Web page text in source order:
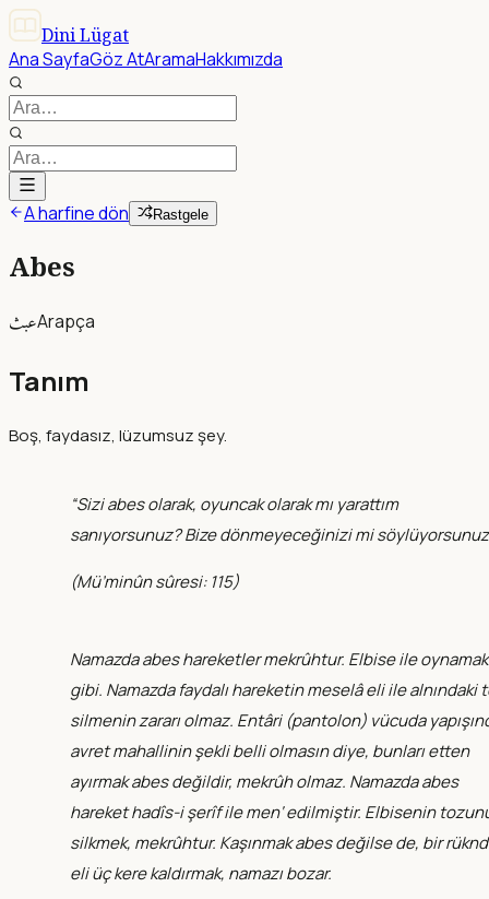
Dini Lügat
Ana SayfaGöz AtAramaHakkımızda
A harfine dön Rastgele
Abes
عبثArapça
Tanım
Boş, faydasız, lüzumsuz şey.
“Sizi abes olarak, oyuncak olarak mı yarattım
sanıyorsunuz? Bize dönmeyeceğinizi mi
(Mü’minûn sûresi: 115)
Namazda abes hareketler mekrûhtur. Elbise ile oynamak
gibi. Namazda faydalı hareketin meselâ eli ile alnındaki
silmenin zararı olmaz. Entâri (pantolon) vücuda
avret mahallinin şekli belli olmasın diye, bunları etten
ayırmak abes değildir, mekrûh olmaz. Namazda abes
hareket hadîs-i şerîf ile men‘ edilmiştir. Elbisenin
silkmek, mekrûhtur. Kaşınmak abes değilse de, bir
eli üç kere kaldırmak, namazı bozar.